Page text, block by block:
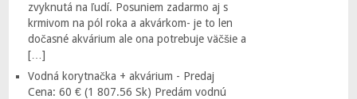
zvyknutá na ľudí. Posuniem zadarmo aj s
krmivom na pól roka a akvárkom- je to len
dočasné akvárium ale ona potrebuje väčšie a
[…]
Vodná korytnačka + akvárium - Predaj
Cena: 60 € (1 807.56 Sk) Predám vodnú